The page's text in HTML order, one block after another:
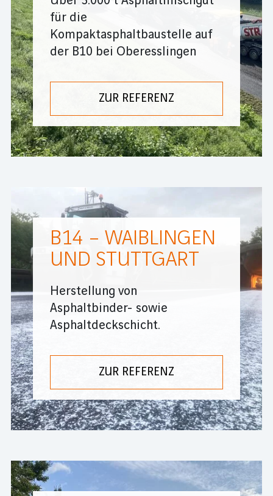
für die
Kompaktasphaltbaustelle auf
der B10 bei Oberesslingen
ZUR REFERENZ
B14 – WAIBLINGEN
UND STUTTGART
Herstellung von
Asphaltbinder- sowie
Asphaltdeckschicht.
ZUR REFERENZ